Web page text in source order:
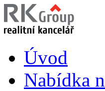
Úvod
Nabídka